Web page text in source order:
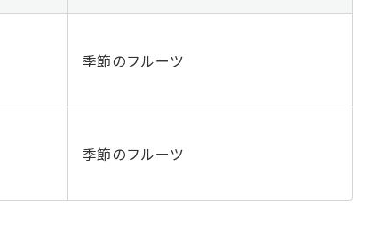
季節のフルーツ
季節のフルーツ